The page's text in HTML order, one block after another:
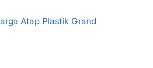
Atap Plastik Grand